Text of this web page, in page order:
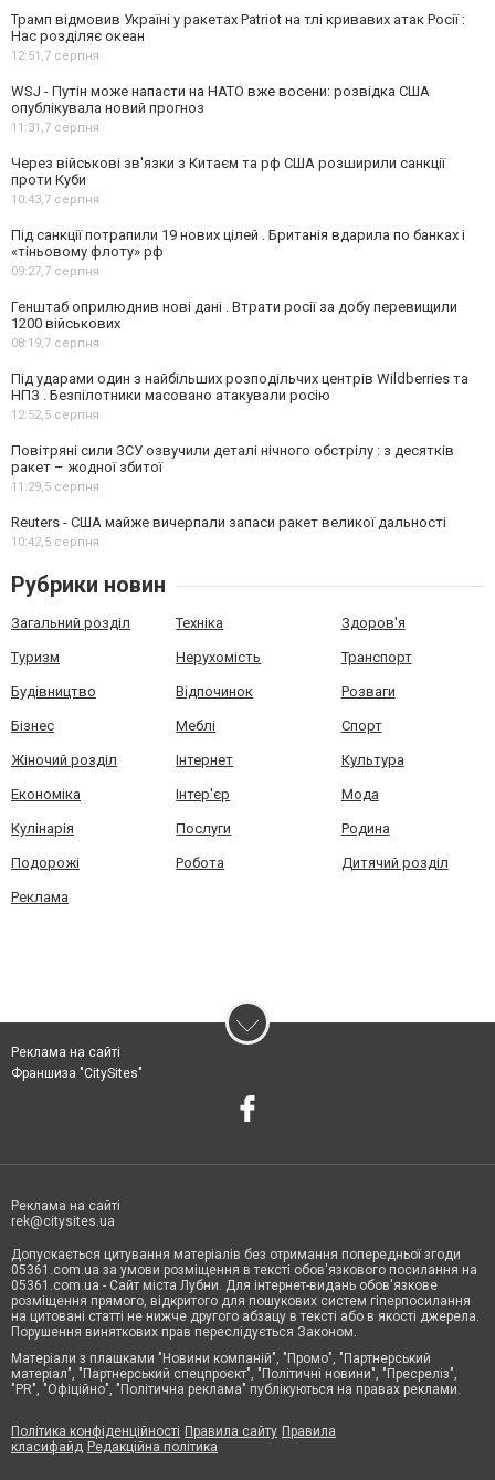
Трамп відмовив Україні у ракетах Patriot на тлі кривавих атак Росії :
Нас розділяє океан
12:51, 7 серпня
WSJ - Путін може напасти на НАТО вже восени: розвідка США
опублікувала новий прогноз
11:31, 7 серпня
Через військові зв'язки з Китаєм та рф США розширили санкції
проти Куби
10:43, 7 серпня
Під санкції потрапили 19 нових цілей . Британія вдарила по банках і
«тіньовому флоту» рф
09:27, 7 серпня
Генштаб оприлюднив нові дані . Втрати росії за добу перевищили
1200 військових
08:19, 7 серпня
Під ударами один з найбільших розподільчих центрів Wildberries та
НПЗ . Безпілотники масовано атакували росію
12:52, 5 серпня
Повітряні сили ЗСУ озвучили деталі нічного обстрілу : з десятків
ракет – жодної збитої
11:29, 5 серпня
Reuters - США майже вичерпали запаси ракет великої дальності
10:42, 5 серпня
Рубрики новин
Загальний розділ Техніка Здоров'я
Туризм Нерухомість Транспорт
Будівництво Відпочинок Розваги
Бізнес Меблі Спорт
Жіночий розділ Інтернет Культура
Економіка Інтер'єр Мода
Кулінарія Послуги Родина
Подорожі Робота Дитячий розділ
Реклама
Реклама на сайті
Франшиза "CitySites"
Реклама на сайті
rek@citysites.ua
Допускається цитування матеріалів без отримання попередньої згоди
05361.com.ua за умови розміщення в тексті обов'язкового посилання на
05361.com.ua - Сайт міста Лубни. Для інтернет-видань обов'язкове
розміщення прямого, відкритого для пошукових систем гіперпосилання
на цитовані статті не нижче другого абзацу в тексті або в якості джерела.
Порушення виняткових прав переслідується Законом.
Матеріали з плашками "Новини компаній", "Промо", "Партнерський
матеріал", "Партнерський спецпроєкт", "Політичні новини", "Пресреліз",
"PR", "Офіційно", "Політична реклама" публікуються на правах реклами.
Політика конфіденційності Правила сайту Правила
класифайд Редакційна політика